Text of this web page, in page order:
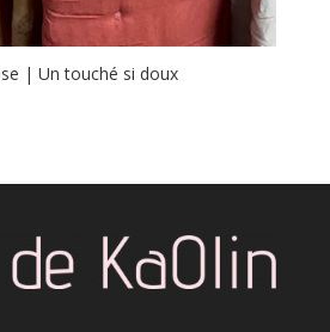
| Un touché si doux